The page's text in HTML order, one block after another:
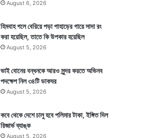
August 6, 2026
হিমবাহ গলে বেরিয়ে পড়া পাহাড়ের গায়ে সাদা রং
করা হয়েছিল, তাতে কি উপকার হয়েছিল
August 5, 2026
ভাই বোনের বন্ধনকে আরও সুন্দর করতে অভিনব
পদক্ষেপ নিল ৩৪টি ডাকঘর
August 5, 2026
কবে থেকে দেশে চালু হবে পলিমার টাকা, ইঙ্গিত দিল
রিজার্ভ ব্যাঙ্ক
August 5, 2026